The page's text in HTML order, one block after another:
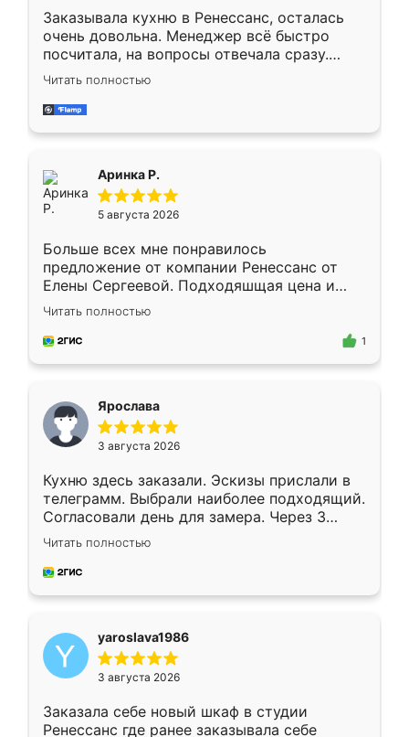
Заказывала кухню в Ренессанс, осталась
очень довольна. Менеджер всё быстро
посчитала, на вопросы отвечала сразу.
Замерщик приехал в субботу, подошёл к
делу со всей ответственностью. Собрали
за день, ребята работали аккуратно, даже
Читать полностью
Аринка Р.
5 августа 2026
Больше всех мне понравилось
предложение от компании Ренессанс от
Елены Сергеевой. Подходяшщая цена и
короткие сроки изготовления. Приехавший
для замера сотрудник Владислав
предложил по моему эскизу самый
Читать полностью
1
Ярослава
3 августа 2026
Кухню здесь заказали. Эскизы прислали в
телеграмм. Выбрали наиболее подходящий.
Согласовали день для замера. Через 3
недели кухня была уже готова. Остались
довольны работой. Спасибо Ренессанс
мебель за качественную работу!
Читать полностью
yaroslava1986
3 августа 2026
Заказала себе новый шкаф в студии
Ренессанс где ранее заказывала себе